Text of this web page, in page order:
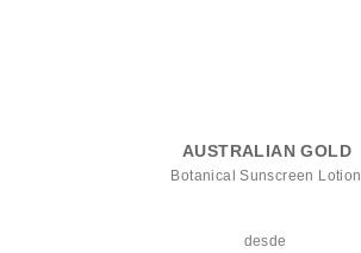
AUSTRALIAN GOLD
Botanical Sunscreen Lotion
desde